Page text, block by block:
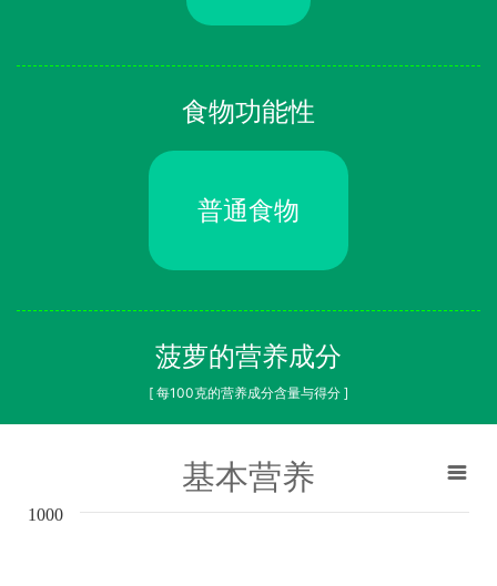
食物功能性
普通食物
菠萝的营养成分
[ 每100克的营养成分含量与得分 ]
基本营养
1000